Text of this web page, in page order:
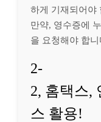
하게 기재되어야
만약, 영수증에
을 요청해야 합니
2-
2, 홈택스,
스 활용!